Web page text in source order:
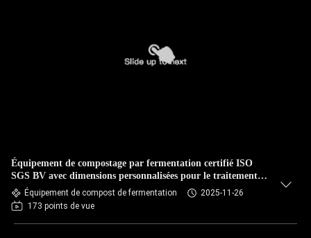
Équipement de compostage par fermentation certifié ISO
SGS BV avec dimensions personnalisées pour le traitement
durable des déchets organiques
Équipement de compost de fermentation
2025-11-26
173 points de vue